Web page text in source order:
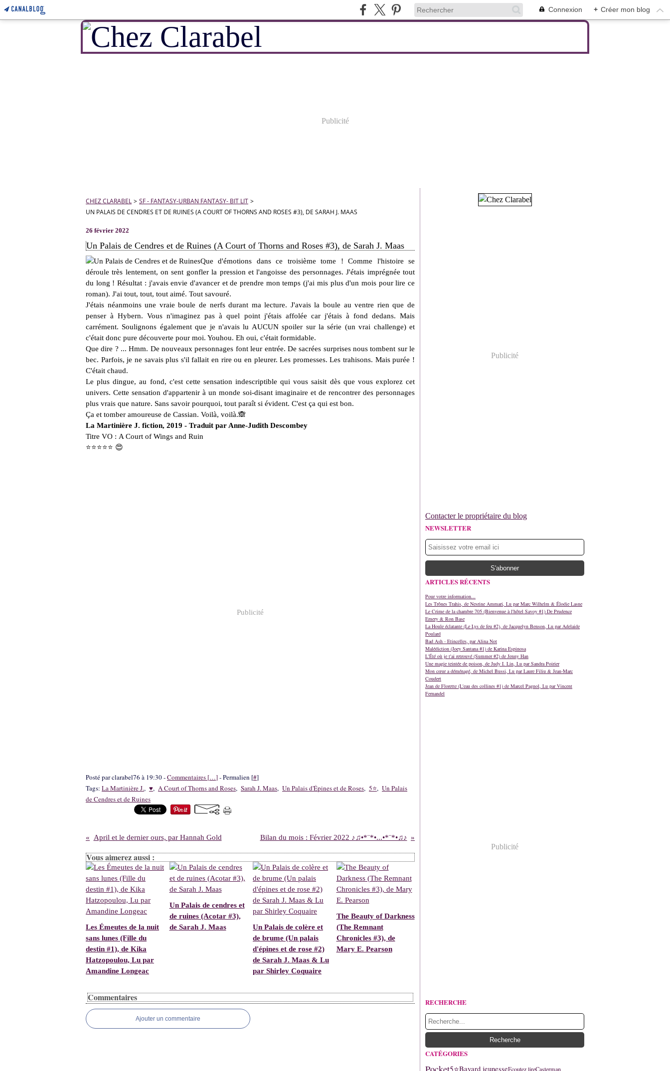
Connexion + Créer mon blog
Publicité
CHEZ CLARABEL > SF - FANTASY-URBAN FANTASY- BIT LIT >
UN PALAIS DE CENDRES ET DE RUINES (A COURT OF THORNS AND ROSES #3), DE SARAH J. MAAS
26 février 2022
Un Palais de Cendres et de Ruines (A Court of Thorns and Roses #3), de Sarah J. Maas
Que d'émotions dans ce troisième tome ! Comme l'histoire se
déroule très lentement, on sent gonfler la pression et l'angoisse des personnages. J'étais imprégnée tout
du long ! Résultat : j'avais envie d'avancer et de prendre mon temps (j'ai mis plus d'un mois pour lire ce
roman). J'ai tout, tout, tout aimé. Tout savouré.
J'étais néanmoins une vraie boule de nerfs durant ma lecture. J'avais la boule au ventre rien que de
penser à Hybern. Vous n'imaginez pas à quel point j'étais affolée car j'étais à fond dedans. Mais
carrément. Soulignons également que je n'avais lu AUCUN spoiler sur la série (un vrai challenge) et
c'était donc pure découverte pour moi. Youhou. Eh oui, c'était formidable.
Que dire ? ... Hmm. De nouveaux personnages font leur entrée. De sacrées surprises nous tombent sur le
bec. Parfois, je ne savais plus s'il fallait en rire ou en pleurer. Les promesses. Les trahisons. Mais purée !
C'était chaud.
Le plus dingue, au fond, c'est cette sensation indescriptible qui vous saisit dès que vous explorez cet
univers. Cette sensation d'appartenir à un monde soi-disant imaginaire et de rencontrer des personnages
plus vrais que nature. Sans savoir pourquoi, tout paraît si évident. C'est ça qui est bon.
Ça et tomber amoureuse de Cassian. Voilà, voilà.🙈
La Martinière J. fiction, 2019 - Traduit par Anne-Judith Descombey
Titre VO : A Court of Wings and Ruin
⭐⭐⭐⭐⭐ 😍
Publicité
Posté par clarabel76 à 19:30 -Commentaires […]- Permalien [#]
Tags: La Martinière J., ♥, A Court of Thorns and Roses, Sarah J. Maas, Un Palais d'Épines et de Roses, 5⭐, Un Palais
de Cendres et de Ruines
April et le dernier ours, par Hannah Gold Bilan du mois : Février 2022 ♪♫•*¨*•...•*¨*•♫♪
Vous aimerez aussi :
Les Émeutes de la nuit
sans lunes (Fille du
destin #1), de Kika
Hatzopoulou, Lu par
Amandine Longeac
Un Palais de cendres et
de ruines (Acotar #3),
de Sarah J. Maas
Un Palais de colère et
de brume (Un palais
d'épines et de rose #2)
de Sarah J. Maas & Lu
par Shirley Coquaire
The Beauty of Darkness
(The Remnant
Chronicles #3), de
Mary E. Pearson
Commentaires
Ajouter un commentaire
Publicité
Contacter le propriétaire du blog
NEWSLETTER
ARTICLES RÉCENTS
Pour votre information...
Les Trônes Trahis, de Nesrine Ammari, Lu par Marc Wilhelm & Élodie Lasne
Le Crime de la chambre 705 (Bienvenue à l'hôtel Savoy #1) De Prudence
Emery & Ron Base
La Houle éclatante (Le Lys de feu #2), de Jacquelyn Benson, Lu par Adelaide
Poulard
Bad Ash - Etincelles, par Alina Not
Malédiction (Joey Santana #1) de Karina Espinosa
L'Été où je t'ai retrouvé (Summer #2) de Jenny Han
Une magie teintée de poison, de Judy I. Lin, Lu par Sandra Poirier
Mon cœur a déménagé, de Michel Bussi, Lu par Laure Filiu & Jean-Marc
Coudert
Jean de Florette (L'eau des collines #1) de Marcel Pagnol, Lu par Vincent
Fernandel
Publicité
RECHERCHE
CATÉGORIES
5⭐Bayard jeunesseEcoutez lireCasterman